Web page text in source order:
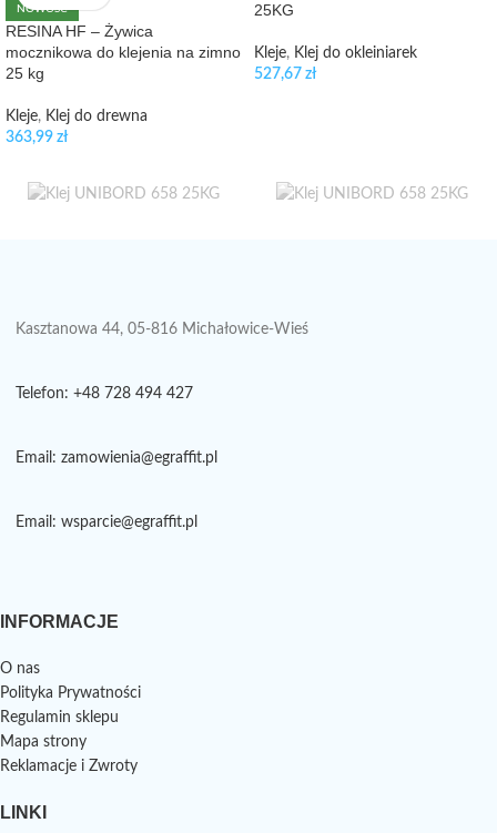
NOWOŚĆ
RESINA HF – Żywica
mocznikowa do klejenia na zimno
25 kg
Kleje, Klej do drewna
363,99 zł
25KG
Kleje, Klej do okleiniarek
527,67 zł
Kasztanowa 44, 05-816 Michałowice-Wieś
Telefon: +48 728 494 427
Email: zamowienia@egraffit.pl
Email: wsparcie@egraffit.pl
INFORMACJE
O nas
Polityka Prywatności
Regulamin sklepu
Mapa strony
Reklamacje i Zwroty
LINKI